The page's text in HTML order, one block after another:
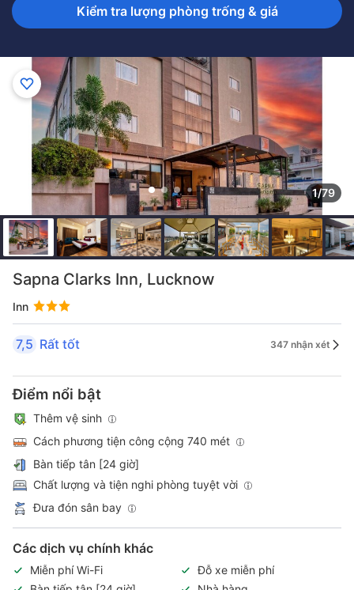
Kiểm tra lượng phòng trống & giá
1/79
Sapna Clarks Inn, Lucknow
Inn
7,5 Rất tốt 347 nhận xét
Điểm nổi bật
Thêm vệ sinh
Cách phương tiện công cộng 740 mét
Bàn tiếp tân [24 giờ]
Chất lượng và tiện nghi phòng tuyệt vời
Đưa đón sân bay
Các dịch vụ chính khác
Miễn phí Wi-Fi
Đỗ xe miễn phí